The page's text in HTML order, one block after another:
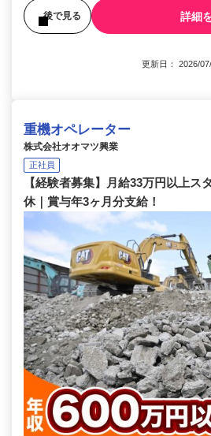
後で見る 詳細
更新日： 2026/
重機オペレーター
株式会社オオマツ興業
正社員
【経験者募集】月給33万円以上
休｜賞与年3ヶ月分支給！